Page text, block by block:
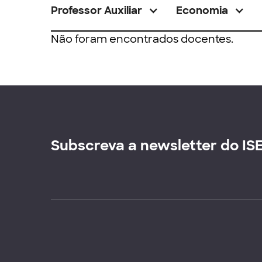
Professor Auxiliar Economia
Não foram encontrados docentes.
Subscreva a newsletter do